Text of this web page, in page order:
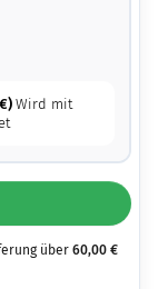
€) Wird mit
über 60,00 €